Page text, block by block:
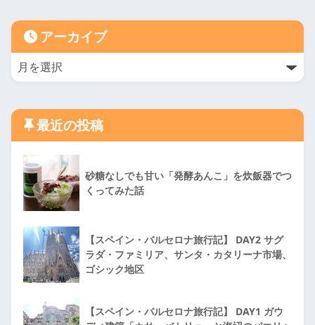
アーカイブ
最近の投稿
砂糖なしでも甘い「発酵あんこ」を炊飯器でつ
くってみた話
【スペイン・バルセロナ旅行記】 DAY2 サグ
ラダ・ファミリア、サンタ・カタリーナ市場、
ゴシック地区
【スペイン・バルセロナ旅行記】 DAY1 ガウ